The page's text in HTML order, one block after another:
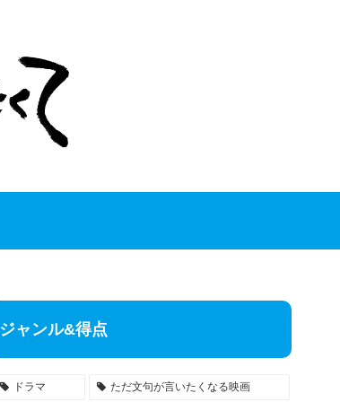
ジャンル&得点
ドラマ ただ文句が言いたくなる映画